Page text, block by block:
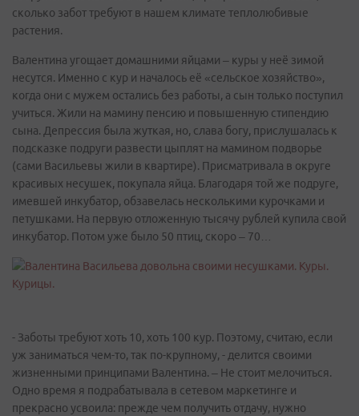
сколько забот требуют в нашем климате теплолюбивые
растения.
Валентина угощает домашними яйцами – куры у неё зимой
несутся. Именно с кур и началось её «сельское хозяйство»,
когда они с мужем остались без работы, а сын только поступил
учиться. Жили на мамину пенсию и повышенную стипендию
сына. Депрессия была жуткая, но, слава богу, прислушалась к
подсказке подруги развести цыплят на мамином подворье
(сами Васильевы жили в квартире). Присматривала в округе
красивых несушек, покупала яйца. Благодаря той же подруге,
имевшей инкубатор, обзавелась несколькими курочками и
петушками. На первую отложенную тысячу рублей купила свой
инкубатор. Потом уже было 50 птиц, скоро – 70…
- Заботы требуют хоть 10, хоть 100 кур. Поэтому, считаю, если
уж заниматься чем-то, так по-крупному, - делится своими
жизненными принципами Валентина. – Не стоит мелочиться.
Одно время я подрабатывала в сетевом маркетинге и
прекрасно усвоила: прежде чем получить отдачу, нужно